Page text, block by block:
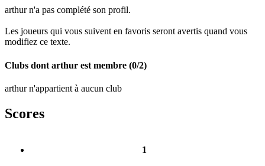
arthur n'a pas complété son profil.
Les joueurs qui vous suivent en favoris seront avertis quand vous
modifiez ce texte.
Clubs dont arthur est membre (0/2)
arthurn'appartient à aucun club
Scores
1